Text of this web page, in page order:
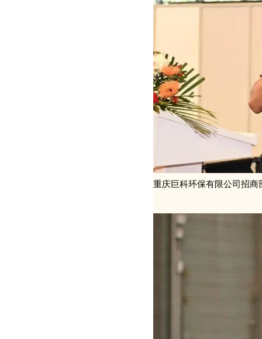
重庆巨科环保有限公司招